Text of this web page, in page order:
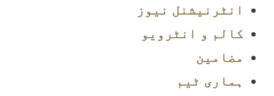
انٹرنیشنل نیوز
کالم و انٹرویو
مضامین
ہماری ٹیم